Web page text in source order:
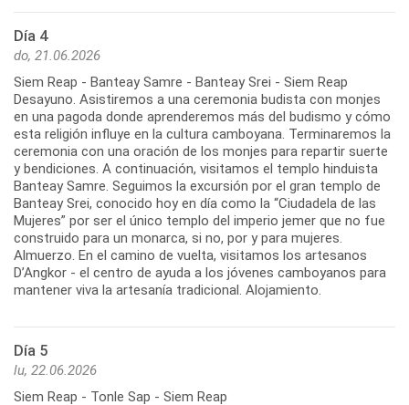
Día 4
do, 21.06.2026
Siem Reap - Banteay Samre - Banteay Srei - Siem Reap
Desayuno. Asistiremos a una ceremonia budista con monjes
en una pagoda donde aprenderemos más del budismo y cómo
esta religión influye en la cultura camboyana. Terminaremos la
ceremonia con una oración de los monjes para repartir suerte
y bendiciones. A continuación, visitamos el templo hinduista
Banteay Samre. Seguimos la excursión por el gran templo de
Banteay Srei, conocido hoy en día como la “Ciudadela de las
Mujeres” por ser el único templo del imperio jemer que no fue
construido para un monarca, si no, por y para mujeres.
Almuerzo. En el camino de vuelta, visitamos los artesanos
D’Angkor - el centro de ayuda a los jóvenes camboyanos para
mantener viva la artesanía tradicional. Alojamiento.
Día 5
lu, 22.06.2026
Siem Reap - Tonle Sap - Siem Reap